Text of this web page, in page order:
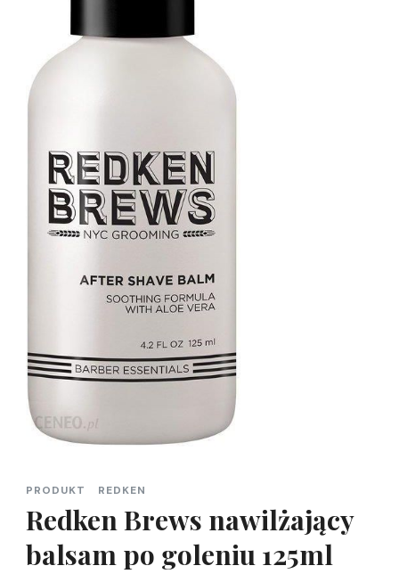
PRODUKT REDKEN
Redken Brews nawilżający
balsam po goleniu 125ml